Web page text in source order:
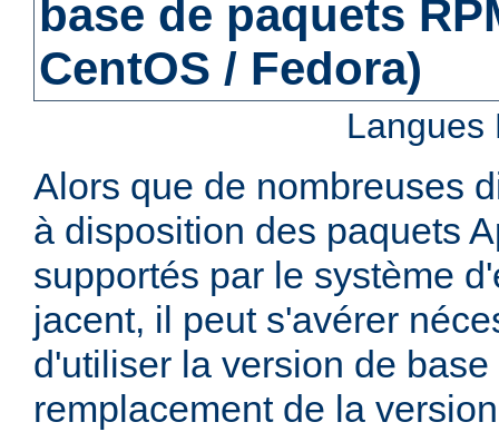
base de paquets
CentOS / Fedora)
Alors que de nombreuses
à disposition des paquets
supportés par le système
jacent, il peut s'avérer
d'utiliser la version de
remplacement de la